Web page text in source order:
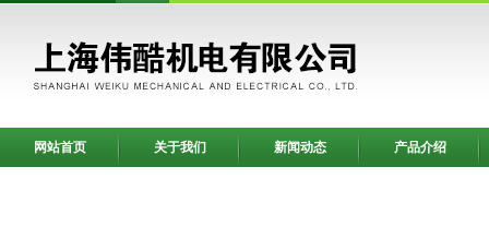
网站首页 关于我们 新闻动态 产品介绍